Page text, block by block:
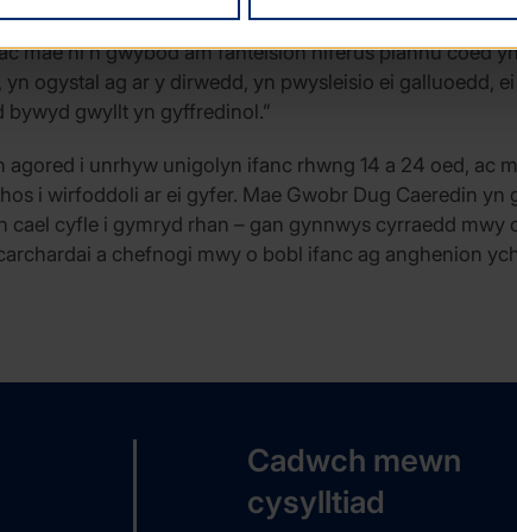
ethos cyffredinol ei hysgol yn hynod o drawiadol. Mae
mae hi’n gwybod am fanteision niferus plannu coed
ogystal ag ar y dirwedd, yn pwysleisio ei galluoedd,
gwyllt yn gyffredinol.”
agored i unrhyw unigolyn ifanc rhwng 14 a 24 oed, ac
i wirfoddoli ar ei gyfer. Mae Gwobr Dug Caeredin
cyfle i gymryd rhan – gan gynnwys cyrraedd
a chefnogi mwy o bobl ifanc ag anghenion
Cadwch mewn
cysylltiad